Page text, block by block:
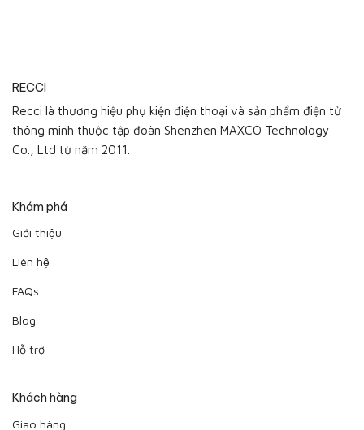
RECCI
Recci là thương hiệu phụ kiện điện thoại và sản phẩm điện tử
thông minh thuộc tập đoàn Shenzhen MAXCO Technology
Co., Ltd từ năm 2011.
Khám phá
Giới thiệu
Liên hệ
FAQs
Blog
Hỗ trợ
Khách hàng
Giao hàng